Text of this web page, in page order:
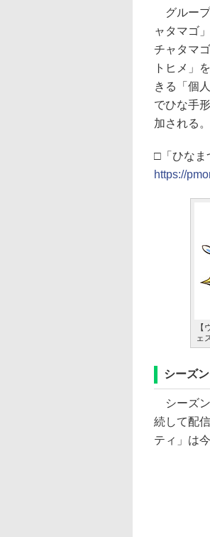
グループ
ャタマゴ
チャタマ
トヒメ」
きる「個
でひな手
加される。
□「ひなま
https://
ェ
シーズ
シーズン
続して配
ティ」は